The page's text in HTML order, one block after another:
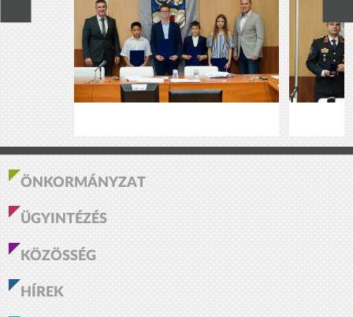
ÖNKORMÁNYZAT
ÜGYINTÉZÉS
KÖZÖSSÉG
HÍREK